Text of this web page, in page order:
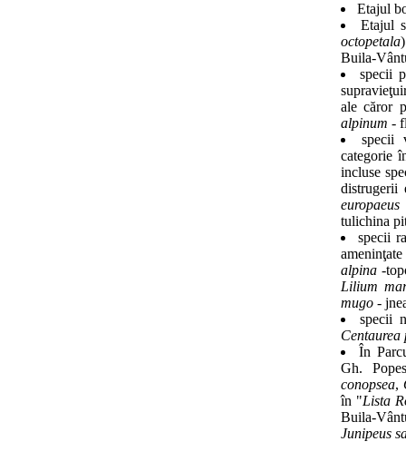
Etajul
Etajul
octopetala
Buila-
specii
ale căror
alpinum -
specii
categorie
incluse
distrugerii
europaeus
tulichina
specii
alpina -
Lilium
mugo -
specii
Centaurea
În
Gh.
conopsea,
în "Lista
Buila-
Junipeus